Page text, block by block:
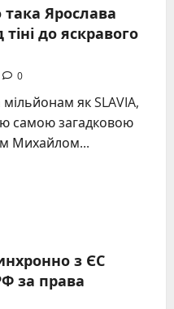
Ярослава
до яскравого
0
як SLAVIA,
самою загадковою
Михайлом...
з ЄС
за права